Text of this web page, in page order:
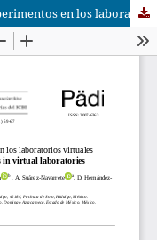
Propuesta para la gamificación de experimentos en los laboratorios virtuales